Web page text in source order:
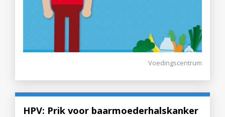
Voedingscentrum
HPV: Prik voor baarmoederhalskanker